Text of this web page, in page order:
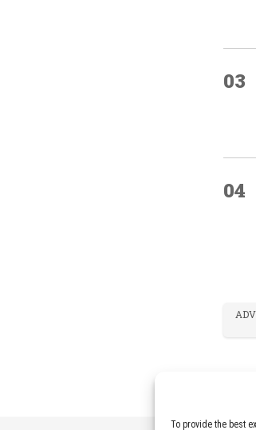
To provide the best
03
04